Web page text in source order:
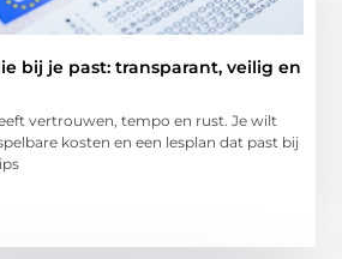
bij je past: transparant, veilig en
vertrouwen, tempo en rust. Je wilt
kosten en een lesplan dat past bij